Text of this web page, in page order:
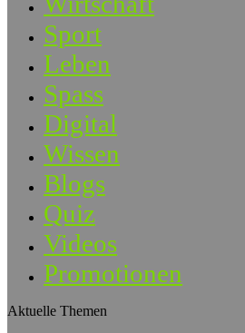
Sport
Leben
Spass
Digital
Wissen
Blogs
Quiz
Videos
Promotionen
Aktuelle Themen